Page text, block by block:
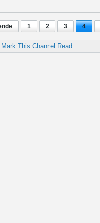
1 2 3 4
Mark This Channel Read